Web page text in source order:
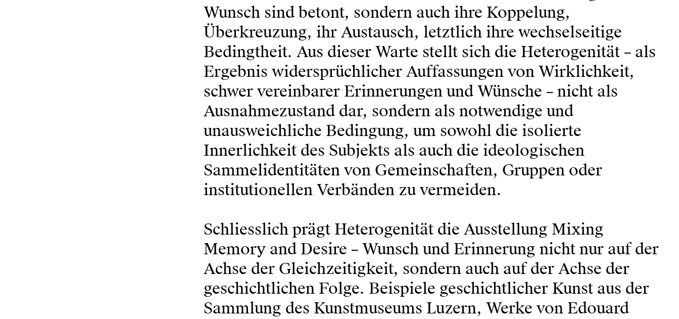
Wunsch sind betont, sondern auch ihre Koppelung,
Überkreuzung, ihr Austausch, letztlich ihre wechselseitige
Bedingtheit. Aus dieser Warte stellt sich die Heterogenität – als
Ergebnis widersprüchlicher Auffassungen von Wirklichkeit,
schwer vereinbarer Erinnerungen und Wünsche – nicht als
Ausnahmezustand dar, sondern als notwendige und
unausweichliche Bedingung, um sowohl die isolierte
Innerlichkeit des Subjekts als auch die ideologischen
Sammelidentitäten von Gemeinschaften, Gruppen oder
institutionellen Verbänden zu vermeiden.
Schliesslich prägt Heterogenität die Ausstellung Mixing
Memory and Desire – Wunsch und Erinnerung nicht nur auf der
Achse der Gleichzeitigkeit, sondern auch auf der Achse der
geschichtlichen Folge. Beispiele geschichtlicher Kunst aus der
Sammlung des Kunstmuseums Luzern, Werke von Edouard